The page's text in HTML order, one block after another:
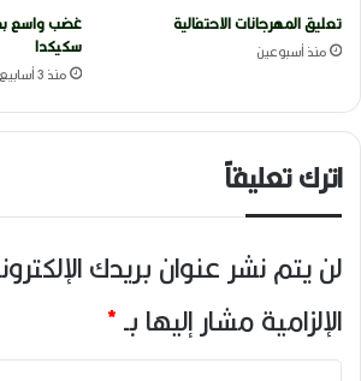
تعليق المهرجانات الاحتفالية
منذ أسبوعين
غضب واسع
سكيكدا
منذ 3 أسابيع
اترك تعليقاً
لن يتم نشر عنوان بريدك
الإلزامية مشار إليها بـ*